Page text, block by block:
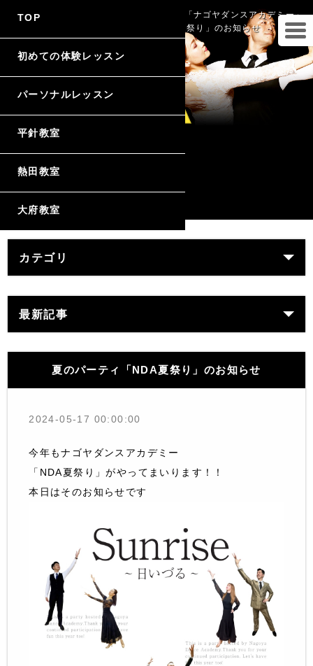
名古屋・大府の社交ダンス教室・スクール「ナゴヤダンスアカデミー」
のブログ 夏のパーティ「NDA夏祭り」のお知らせ
TOP
初めての体験レッスン
パーソナルレッスン
平針教室
熱田教室
大府教室
カテゴリ
最新記事
夏のパーティ「NDA夏祭り」のお知らせ
2024-05-17 00:00:00
今年もナゴヤダンスアカデミー
「NDA夏祭り」がやってまいります！！
本日はそのお知らせです